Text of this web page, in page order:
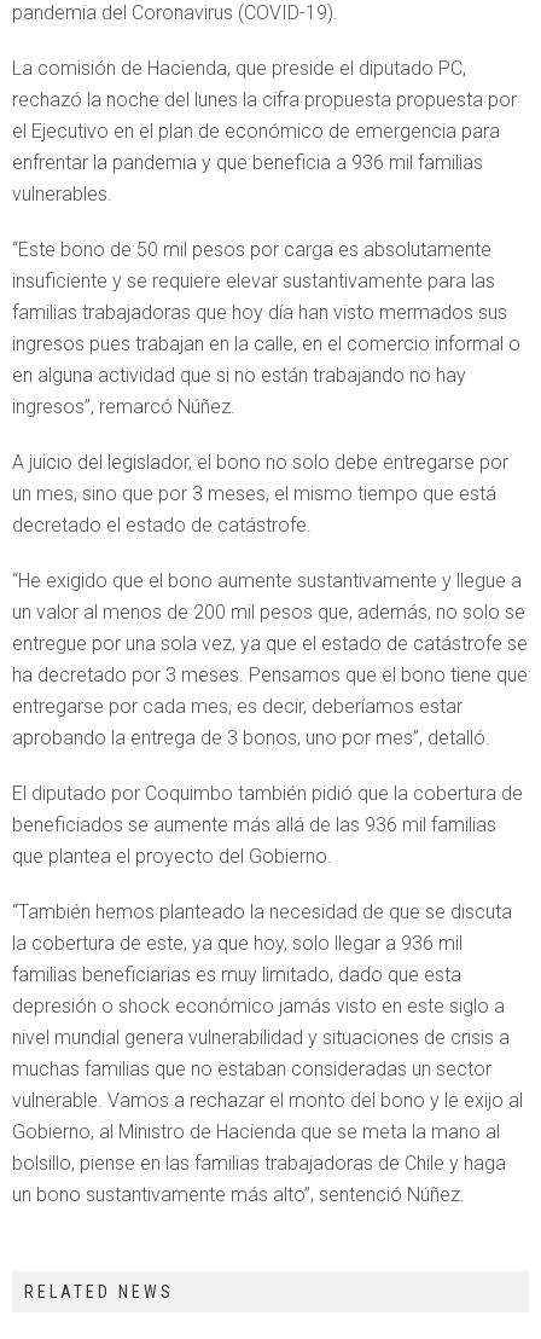
pandemia del Coronavirus (COVID-19).
La comisión de Hacienda, que preside el diputado PC,
rechazó la noche del lunes la cifra propuesta propuesta por
el Ejecutivo en el plan de económico de emergencia para
enfrentar la pandemia y que beneficia a 936 mil familias
vulnerables.
“Este bono de 50 mil pesos por carga es absolutamente
insuficiente y se requiere elevar sustantivamente para las
familias trabajadoras que hoy día han visto mermados sus
ingresos pues trabajan en la calle, en el comercio informal o
en alguna actividad que si no están trabajando no hay
ingresos”, remarcó Núñez.
A juicio del legislador, el bono no solo debe entregarse por
un mes, sino que por 3 meses, el mismo tiempo que está
decretado el estado de catástrofe.
“He exigido que el bono aumente sustantivamente y llegue a
un valor al menos de 200 mil pesos que, además, no solo se
entregue por una sola vez, ya que el estado de catástrofe se
ha decretado por 3 meses. Pensamos que el bono tiene que
entregarse por cada mes, es decir, deberíamos estar
aprobando la entrega de 3 bonos, uno por mes”, detalló.
El diputado por Coquimbo también pidió que la cobertura de
beneficiados se aumente más allá de las 936 mil familias
que plantea el proyecto del Gobierno.
“También hemos planteado la necesidad de que se discuta
la cobertura de este, ya que hoy, solo llegar a 936 mil
familias beneficiarias es muy limitado, dado que esta
depresión o shock económico jamás visto en este siglo a
nivel mundial genera vulnerabilidad y situaciones de crisis a
muchas familias que no estaban consideradas un sector
vulnerable. Vamos a rechazar el monto del bono y le exijo al
Gobierno, al Ministro de Hacienda que se meta la mano al
bolsillo, piense en las familias trabajadoras de Chile y haga
un bono sustantivamente más alto”, sentenció Núñez.
RELATED NEWS